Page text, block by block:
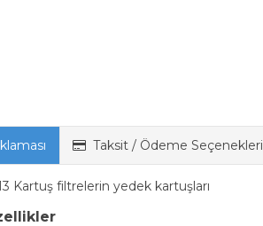
Taksit / Ödeme Seçenekleri
Kartuş filtrelerin yedek kartuşları